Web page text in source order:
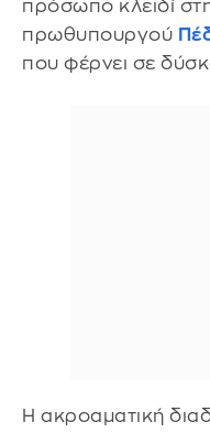
πρόσωπο κλειδί
πρωθυπουργού
που φέρνει σε
Η ακροαματική